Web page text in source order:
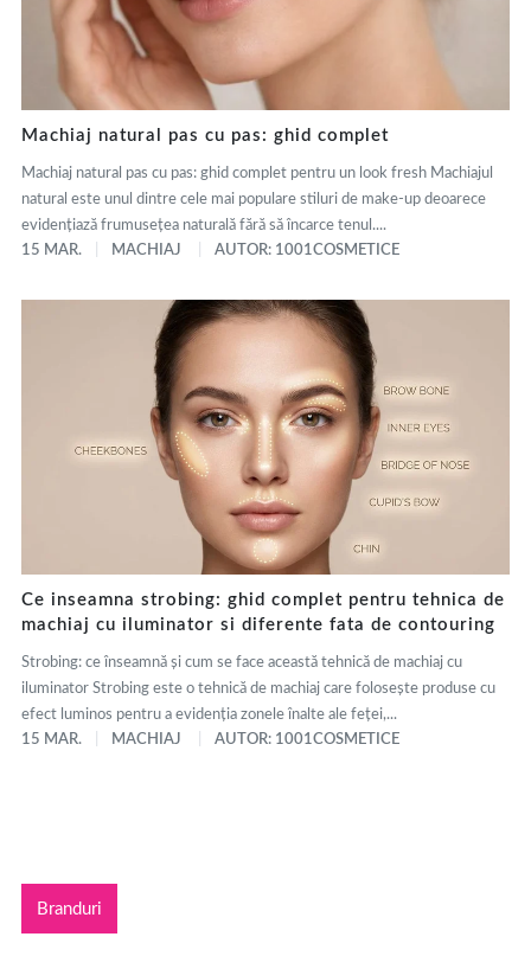
Machiaj natural pas cu pas: ghid complet
Machiaj natural pas cu pas: ghid complet pentru un look fresh Machiajul
natural este unul dintre cele mai populare stiluri de make-up deoarece
evidențiază frumusețea naturală fără să încarce tenul....
15 MAR.
MACHIAJ AUTOR: 1001COSMETICE
Ce inseamna strobing: ghid complet pentru tehnica de
machiaj cu iluminator si diferente fata de contouring
Strobing: ce înseamnă și cum se face această tehnică de machiaj cu
iluminator Strobing este o tehnică de machiaj care folosește produse cu
efect luminos pentru a evidenția zonele înalte ale feței,...
15 MAR.
MACHIAJ AUTOR: 1001COSMETICE
Branduri